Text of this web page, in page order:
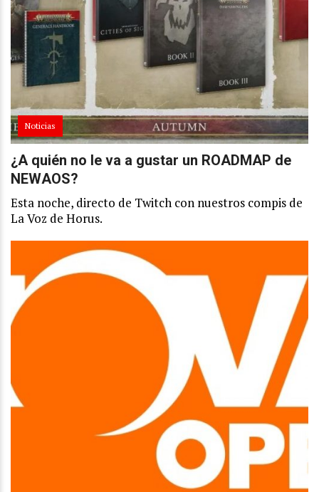
Noticias
¿A quién no le va a gustar un ROADMAP de
NEWAOS?
Esta noche, directo de Twitch con nuestros compis de
La Voz de Horus.